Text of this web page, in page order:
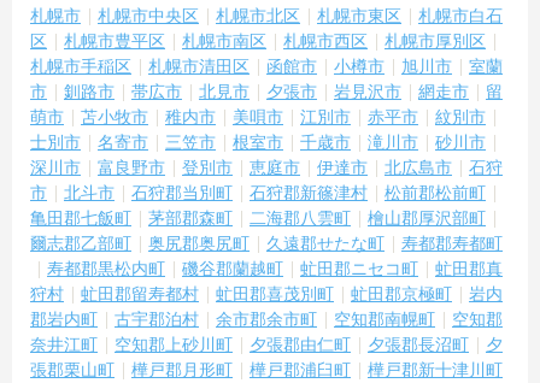
札幌市 札幌市中央区 札幌市北区 札幌市東区
札幌市白石
区
札幌市豊平区 札幌市南区 札幌市西区
札幌市厚別区
札幌市手稲区
札幌市清田区 函館市 小樽市 旭川市
室蘭
市
釧路市 帯広市 北見市 夕張市 岩見沢市 網走市
留
萌市
苫小牧市 稚内市 美唄市 江別市 赤平市
紋別市
士別市
名寄市 三笠市 根室市 千歳市 滝川市
砂川市
深川市
富良野市 登別市 恵庭市 伊達市 北広島市
石狩
市
北斗市 石狩郡当別町 石狩郡新篠津村
松前郡松前町
亀田郡七飯町
茅部郡森町 二海郡八雲町
檜山郡厚沢部町
爾志郡乙部町
奥尻郡奥尻町 久遠郡せたな町
寿都郡寿都町
寿都郡黒松内町
磯谷郡蘭越町 虻田郡ニセコ町
虻田郡真
狩村
虻田郡留寿都村 虻田郡喜茂別町 虻田郡京極町
岩内
郡岩内町
古宇郡泊村 余市郡余市町 空知郡南幌町
空知郡
奈井江町
空知郡上砂川町 夕張郡由仁町 夕張郡長沼町
夕
張郡栗山町
樺戸郡月形町 樺戸郡浦臼町
樺戸郡新十津川町